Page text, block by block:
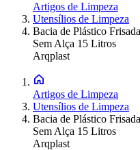
Artigos de Limpeza
Utensílios de Limpeza
Bacia de Plástico Frisada
Sem Alça 15 Litros
Arqplast
Artigos de Limpeza
Utensílios de Limpeza
Bacia de Plástico Frisada
Sem Alça 15 Litros
Arqplast